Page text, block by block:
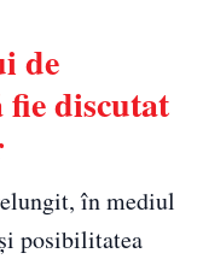
de
discutat
în mediul
posibilitatea